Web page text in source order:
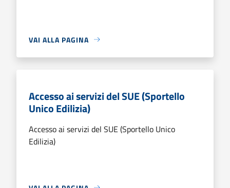
VAI ALLA PAGINA
Accesso ai servizi del SUE (Sportello
Unico Edilizia)
Accesso ai servizi del SUE (Sportello Unico
Edilizia)